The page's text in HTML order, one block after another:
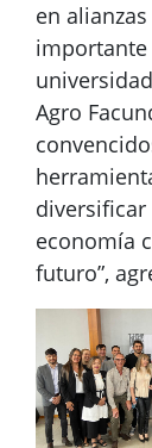
en
importante
Agro
economía
futuro”,